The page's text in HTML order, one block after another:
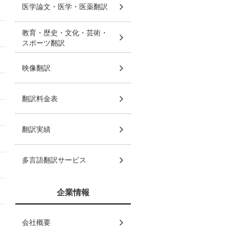
医学論文・医学・医薬翻訳
教育・歴史・文化・芸術・
スポーツ翻訳
映像翻訳
翻訳料金表
翻訳実績
多言語翻訳サービス
企業情報
会社概要